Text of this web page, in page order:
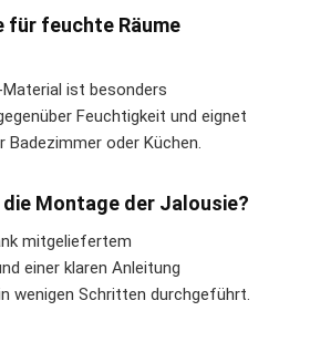
für feuchte Räume
ist besonders
Feuchtigkeit und eignet
Badezimmer oder Küchen.
Montage der Jalousie?
mitgeliefertem
einer klaren Anleitung
wenigen Schritten durchgeführt.